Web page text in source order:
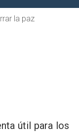
la paz
útil para los